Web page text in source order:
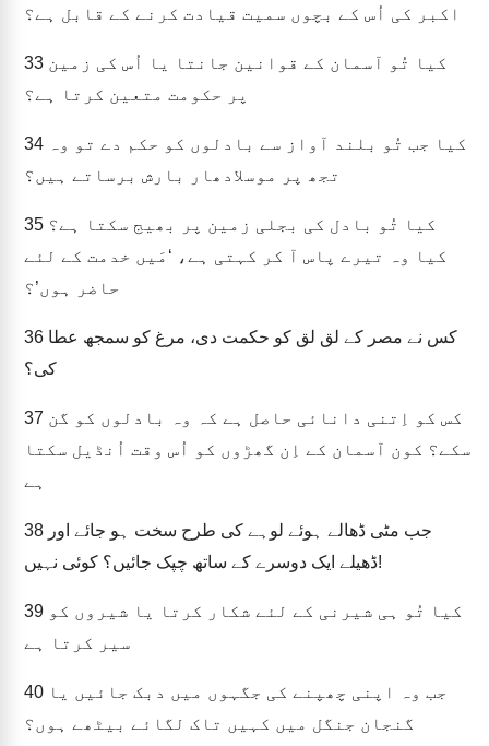
اکبر کی اُس کے بچوں سمیت قیادت کرنے کے قابل ہے؟
33
پر حکومت متعین کرتا ہے؟
34
تجھ پر موسلادھار بارش برساتے ہیں؟
35
کیا وہ تیرے پاس آ کر کہتی ہے، ‘مَیں خدمت کے لئے
حاضر ہوں’؟
36
کی؟
37
سکے؟ کون آسمان کے اِن گھڑوں کو اُس وقت اُنڈیل سکتا
ہے
38
ڈھیلے ایک دوسرے کے ساتھ چپک جائیں؟ کوئی نہیں!
39
سیر کرتا ہے
40
گنجان جنگل میں کہیں تاک لگائے بیٹھے ہوں؟